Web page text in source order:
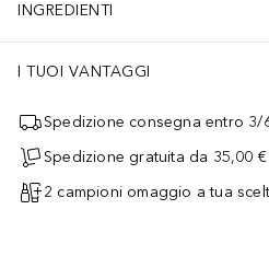
INGREDIENTI
I TUOI VANTAGGI
Spedizione consegna entro 3/
Spedizione gratuita da 35,00 €
2 campioni omaggio a tua